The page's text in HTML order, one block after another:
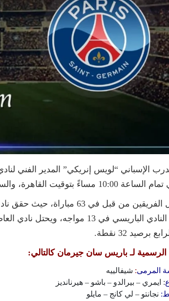
الإسباني “لويس إنريكي” المدير الفني
11:00 بتوقيت السعودية ضمن منافسات الجولة 18 من الدوري الفرنسي 2025/2026.
برصيد 32 نقطة.
الرسمية لـ باريس سان جيرمان كالتالي:
المرمى: شيفالييه
: ايمري – بيرالدو – باشو – هيرنانديز
نجانتو – لي كانج – مايلو